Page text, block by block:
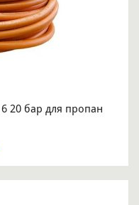
20 бар для пропан